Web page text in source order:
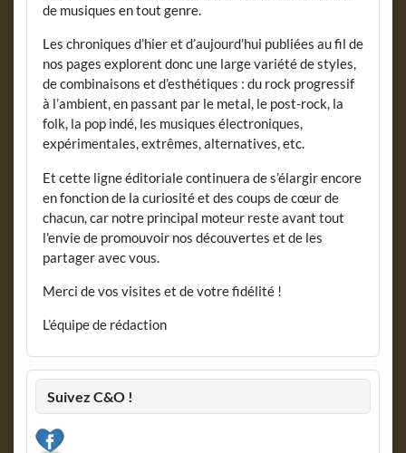
de musiques en tout genre.
Les chroniques d’hier et d’aujourd’hui publiées au fil de
nos pages explorent donc une large variété de styles,
de combinaisons et d’esthétiques : du rock progressif
à l’ambient, en passant par le metal, le post-rock, la
folk, la pop indé, les musiques électroniques,
expérimentales, extrêmes, alternatives, etc.
Et cette ligne éditoriale continuera de s’élargir encore
en fonction de la curiosité et des coups de cœur de
chacun, car notre principal moteur reste avant tout
l’envie de promouvoir nos découvertes et de les
partager avec vous.
Merci de vos visites et de votre fidélité !
L’équipe de rédaction
Suivez C&O !